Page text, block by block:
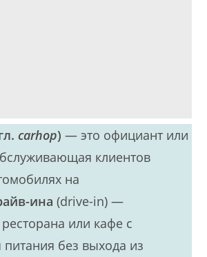
carhop) — это официант или
клиентов
на
ина (drive-in) —
или кафе с
питания без выхода из